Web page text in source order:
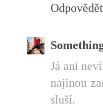
Odpovědět
Já ani
najinou
sluší.